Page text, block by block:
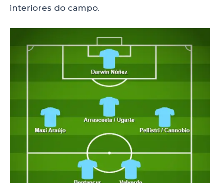
interiores do campo.